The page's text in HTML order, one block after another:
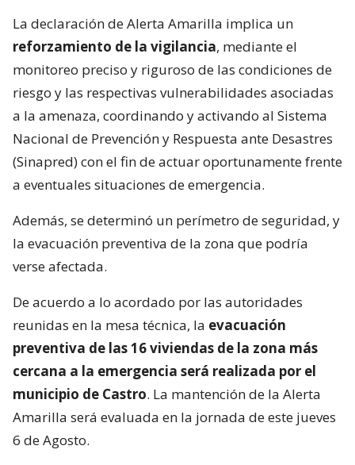
La declaración de Alerta Amarilla implica un
reforzamiento de la vigilancia, mediante el
monitoreo preciso y riguroso de las condiciones de
riesgo y las respectivas vulnerabilidades asociadas
a la amenaza, coordinando y activando al Sistema
Nacional de Prevención y Respuesta ante Desastres
(Sinapred) con el fin de actuar oportunamente frente
a eventuales situaciones de emergencia.
Además, se determinó un perímetro de seguridad, y
la evacuación preventiva de la zona que podría
verse afectada.
De acuerdo a lo acordado por las autoridades
reunidas en la mesa técnica, la evacuación
preventiva de las 16 viviendas de la zona más
cercana a la emergencia será realizada por el
municipio de Castro. La mantención de la Alerta
Amarilla será evaluada en la jornada de este jueves
6 de Agosto.